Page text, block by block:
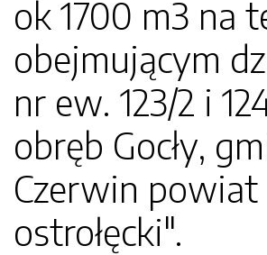
ok 1700 m3 na
obejmującym
nr ew. 123/2 i
obręb Gocły,
Czerwin powiat
ostrołęcki".